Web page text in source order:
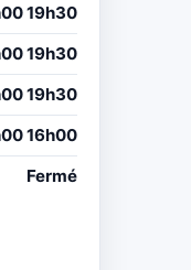
19h30
19h30
19h30
16h00
Fermé